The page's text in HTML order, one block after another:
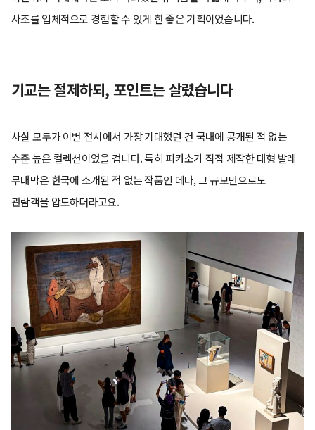
사조를 입체적으로 경험할 수 있게 한 좋은 기획이었습니다.
기교는 절제하되, 포인트는 살렸습니다
사실 모두가 이번 전시에서 가장 기대했던 건 국내에 공개된 적 없는
수준 높은 컬렉션이었을 겁니다. 특히 피카소가 직접 제작한 대형 발레
무대막은 한국에 소개된 적 없는 작품인 데다, 그 규모만으로도
관람객을 압도하더라고요.